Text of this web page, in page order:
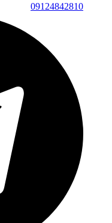
09124842810